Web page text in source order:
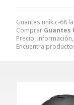
Guantes unik c-68
Comprar Guantes
Precio,
Encuentra